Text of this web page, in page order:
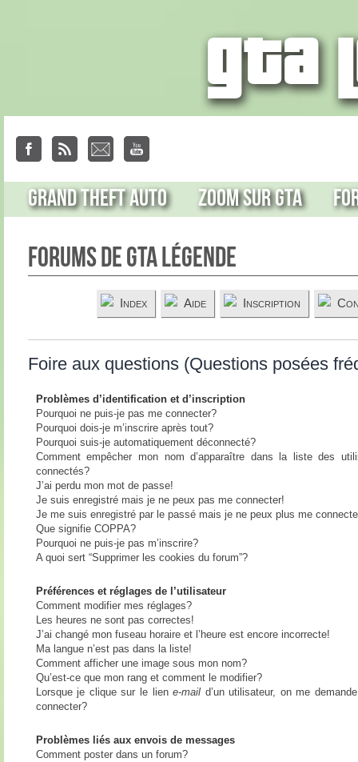
Grand Theft Auto Zoom sur GTA
Forums de GTA Légende
Index Aide Inscription
Foire aux questions (Questions posées
Problèmes d’identification et d’inscription
Pourquoi ne puis-je pas me connecter?
Pourquoi dois-je m’inscrire après tout?
Pourquoi suis-je automatiquement déconnecté?
Comment empêcher mon nom d’apparaître dans la liste des
connectés?
J’ai perdu mon mot de passe!
Je suis enregistré mais je ne peux pas me connecter!
Je me suis enregistré par le passé mais je ne peux plus me
Que signifie COPPA?
Pourquoi ne puis-je pas m’inscrire?
A quoi sert “Supprimer les cookies du forum”?
Préférences et réglages de l’utilisateur
Comment modifier mes réglages?
Les heures ne sont pas correctes!
J’ai changé mon fuseau horaire et l’heure est encore incorrecte!
Ma langue n’est pas dans la liste!
Comment afficher une image sous mon nom?
Qu’est-ce que mon rang et comment le modifier?
Lorsque je clique sur le liene-mail d’un utilisateur, on me
connecter?
Problèmes liés aux envois de messages
Comment poster dans un forum?